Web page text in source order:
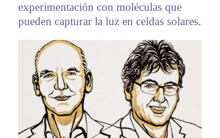
experimentación con moléculas que
pueden capturar la luz en celdas solares.